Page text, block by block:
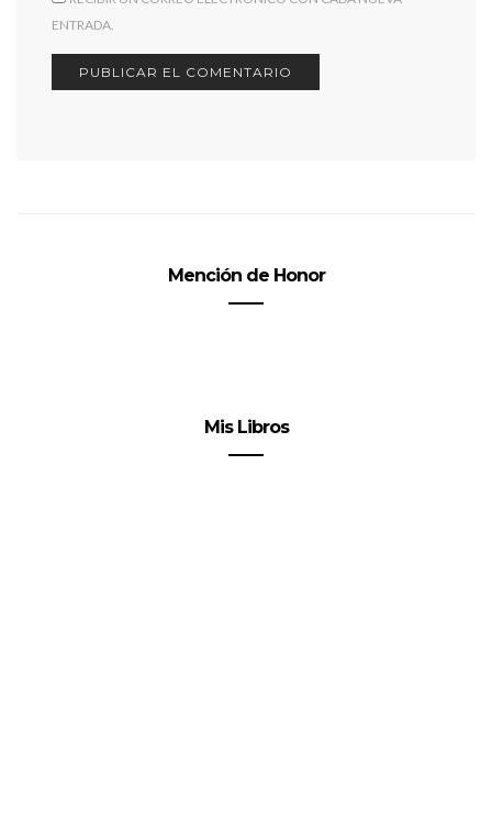
ENTRADA.
Mención de Honor
Mis Libros